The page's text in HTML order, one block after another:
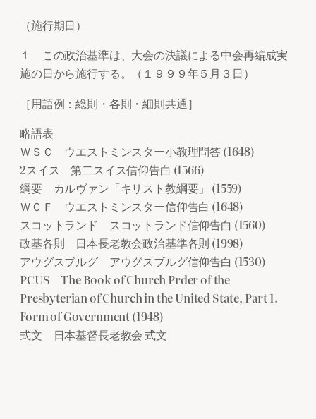
（施行期日）
１ この政治基準は、大会の決議による中会再編成実
施の日から施行する。（１９９９年５月３日）
［用語例：総則・各則・細則共通］
略語表
ＷＳＣ ウエストミンスター小教理問答 (1648)
2スイス 第二スイス信仰告白 (1566)
綱要 カルヴァン「キリスト教綱要」 (1559)
ＷＣＦ ウエストミンスター信仰告白 (1648)
スコットランド スコットランド信仰告白 (1560)
政基各則 日本長老教会政治基準各則 (1998)
アウグスブルグ アウグスブルグ信仰告白 (1530)
PCUS The Book of Church Prder of the
Presbyterian of Church in the United State, Part 1.
Form of Government (1948)
式文 日本基督長老教会 式文